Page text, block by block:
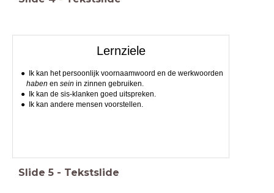
Lernziele
Ik kan het persoonlijk voornaamwoord en de werkwoorden
haben ensein in zinnen gebruiken.
Ik kan de sis-klanken goed uitspreken.
Ik kan andere mensen voorstellen.
Slide 5 - Tekstslide